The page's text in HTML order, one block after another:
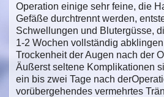
Operation einige sehr feine, die
Gefäße durchtrennt werden,
Schwellungen und Blutergüsse,
1-2 Wochen vollständig
Trockenheit der Augen nach der
Äußerst seltene Komplikationen
ein bis zwei Tage nach
vorübergehendes vermehrtes